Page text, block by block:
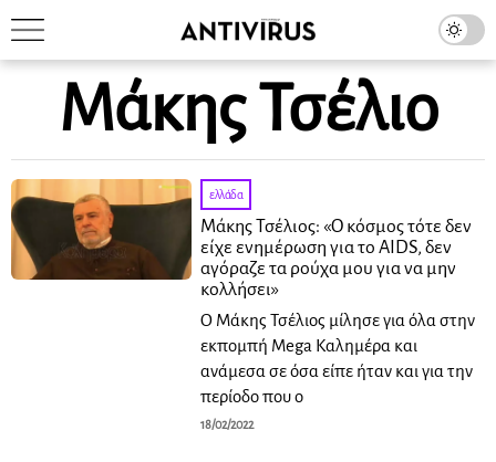
Μάκης Τσέλιο
ελλάδα
Μάκης Τσέλιος: «O κόσμος τότε δεν
είχε ενημέρωση για το ΑΙDS, δεν
αγόραζε τα ρούχα μου για να μην
κολλήσει»
Ο Μάκης Τσέλιος μίλησε για όλα στην
εκπομπή Mega Καλημέρα και
ανάμεσα σε όσα είπε ήταν και για την
περίοδο που ο
18/02/2022